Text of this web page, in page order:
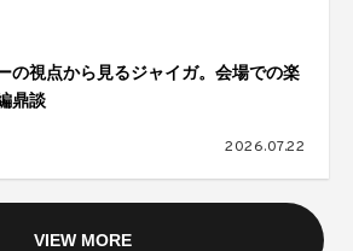
の視点から見るジャイガ。会場での楽
鼎談
2026.07.22
VIEW MORE